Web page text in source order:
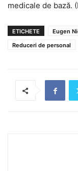
medicale de bază.
ETICHETE Eugen
Reduceri de personal